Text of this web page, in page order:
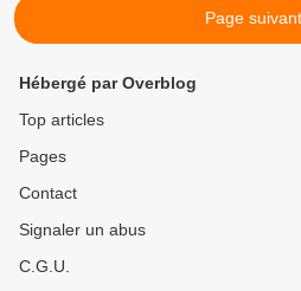
Page
Hébergé par Overblog
Top articles
Pages
Contact
Signaler un abus
C.G.U.